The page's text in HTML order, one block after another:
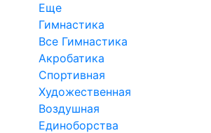
Еще
Гимнастика
Все Гимнастика
Акробатика
Спортивная
Художественная
Воздушная
Единоборства